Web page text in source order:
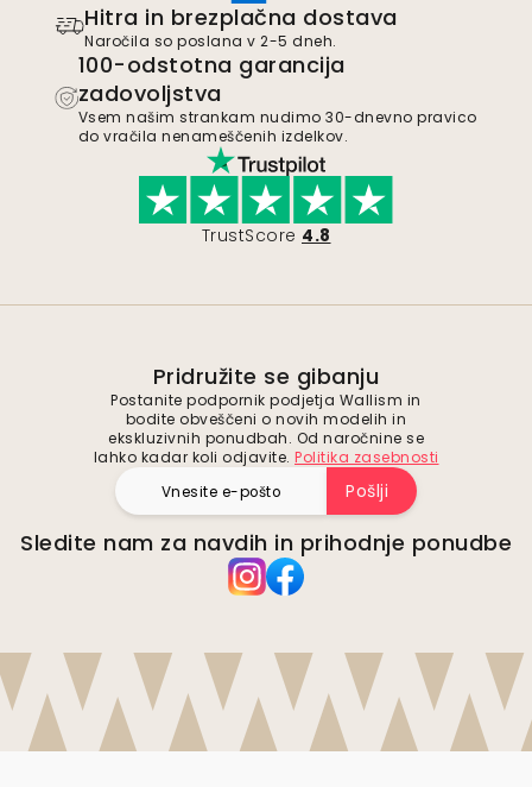
Hitra in brezplačna dostava
Naročila so poslana v 2-5 dneh.
100-odstotna garancija
zadovoljstva
Vsem našim strankam nudimo 30-dnevno pravico
do vračila nenameščenih izdelkov.
TrustScore 4.8
Pridružite se gibanju
Postanite podpornik podjetja Wallism in
bodite obveščeni o novih modelih in
ekskluzivnih ponudbah. Od naročnine se
lahko kadar koli odjavite. Politika zasebnosti
Pošlji
Sledite nam za navdih in prihodnje ponudbe